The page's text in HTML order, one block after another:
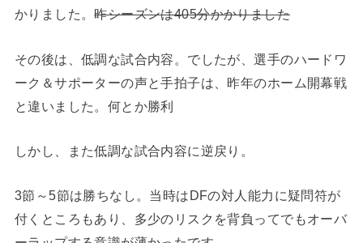
かりました。昨シーズンは405分かかりました
その後は、低調な試合内容。でしたが、選手のハードワ
ーク＆サポーターの声と手拍子は、昨年のホーム開幕戦
と違いました。何とか勝利
しかし、また低調な試合内容に逆戻り。
3節～5節は勝ちなし。当時はDFの対人能力に疑問符が
付くところもあり、多少のリスクを背負ってでもオーバ